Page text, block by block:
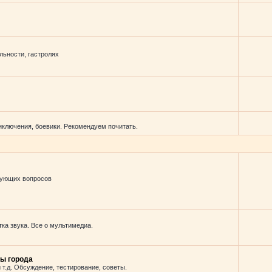
гастролях
боевики. Рекомендуем почитать.
вопросов
звука. Все о мультимедиа.
города
Обсуждение, тестирование, советы.